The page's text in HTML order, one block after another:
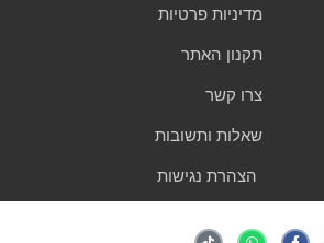
מדיניות פרטיות
תקנון האתר
צרו קשר
שאלות ותשובות
הצהרת נגישות
a
h
i